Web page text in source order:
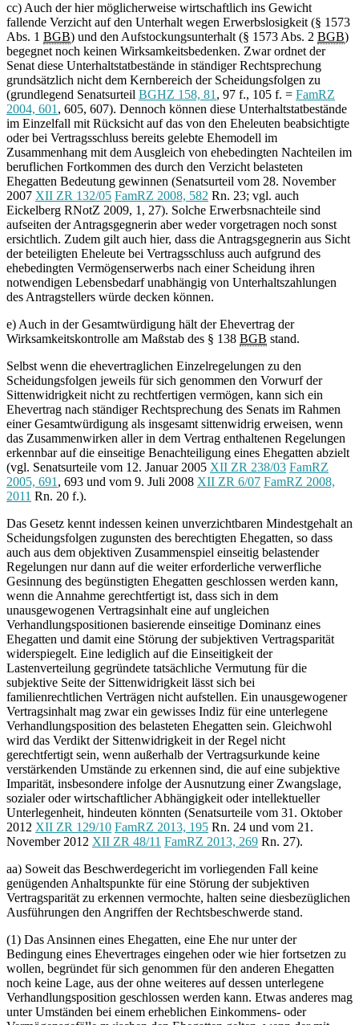
cc) Auch der hier möglicherweise wirtschaftlich ins Gewicht
fallende Verzicht auf den Unterhalt wegen Erwerbslosigkeit (§ 1573
Abs. 1 BGB) und den Aufstockungsunterhalt (§ 1573 Abs. 2 BGB)
begegnet noch keinen Wirksamkeitsbedenken. Zwar ordnet der
Senat diese Unterhaltstatbestände in ständiger Rechtsprechung
grundsätzlich nicht dem Kernbereich der Scheidungsfolgen zu
(grundlegend Senatsurteil BGHZ 158, 81, 97 f., 105 f. = FamRZ
2004, 601, 605, 607). Dennoch können diese Unterhaltstatbestände
im Einzelfall mit Rücksicht auf das von den Eheleuten beabsichtigte
oder bei Vertragsschluss bereits gelebte Ehemodell im
Zusammenhang mit dem Ausgleich von ehebedingten Nachteilen im
beruflichen Fortkommen des durch den Verzicht belasteten
Ehegatten Bedeutung gewinnen (Senatsurteil vom 28. November
2007 XII ZR 132/05 FamRZ 2008, 582 Rn. 23; vgl. auch
Eickelberg RNotZ 2009, 1, 27). Solche Erwerbsnachteile sind
aufseiten der Antragsgegnerin aber weder vorgetragen noch sonst
ersichtlich. Zudem gilt auch hier, dass die Antragsgegnerin aus Sicht
der beteiligten Eheleute bei Vertragsschluss auch aufgrund des
ehebedingten Vermögenserwerbs nach einer Scheidung ihren
notwendigen Lebensbedarf unabhängig von Unterhaltszahlungen
des Antragstellers würde decken können.
e) Auch in der Gesamtwürdigung hält der Ehevertrag der
Wirksamkeitskontrolle am Maßstab des § 138 BGB stand.
Selbst wenn die ehevertraglichen Einzelregelungen zu den
Scheidungsfolgen jeweils für sich genommen den Vorwurf der
Sittenwidrigkeit nicht zu rechtfertigen vermögen, kann sich ein
Ehevertrag nach ständiger Rechtsprechung des Senats im Rahmen
einer Gesamtwürdigung als insgesamt sittenwidrig erweisen, wenn
das Zusammenwirken aller in dem Vertrag enthaltenen Regelungen
erkennbar auf die einseitige Benachteiligung eines Ehegatten abzielt
(vgl. Senatsurteile vom 12. Januar 2005 XII ZR 238/03 FamRZ
2005, 691, 693 und vom 9. Juli 2008 XII ZR 6/07 FamRZ 2008,
2011 Rn. 20 f.).
Das Gesetz kennt indessen keinen unverzichtbaren Mindestgehalt an
Scheidungsfolgen zugunsten des berechtigten Ehegatten, so dass
auch aus dem objektiven Zusammenspiel einseitig belastender
Regelungen nur dann auf die weiter erforderliche verwerfliche
Gesinnung des begünstigten Ehegatten geschlossen werden kann,
wenn die Annahme gerechtfertigt ist, dass sich in dem
unausgewogenen Vertragsinhalt eine auf ungleichen
Verhandlungspositionen basierende einseitige Dominanz eines
Ehegatten und damit eine Störung der subjektiven Vertragsparität
widerspiegelt. Eine lediglich auf die Einseitigkeit der
Lastenverteilung gegründete tatsächliche Vermutung für die
subjektive Seite der Sittenwidrigkeit lässt sich bei
familienrechtlichen Verträgen nicht aufstellen. Ein unausgewogener
Vertragsinhalt mag zwar ein gewisses Indiz für eine unterlegene
Verhandlungsposition des belasteten Ehegatten sein. Gleichwohl
wird das Verdikt der Sittenwidrigkeit in der Regel nicht
gerechtfertigt sein, wenn außerhalb der Vertragsurkunde keine
verstärkenden Umstände zu erkennen sind, die auf eine subjektive
Imparität, insbesondere infolge der Ausnutzung einer Zwangslage,
sozialer oder wirtschaftlicher Abhängigkeit oder intellektueller
Unterlegenheit, hindeuten könnten (Senatsurteile vom 31. Oktober
2012 XII ZR 129/10 FamRZ 2013, 195 Rn. 24 und vom 21.
November 2012 XII ZR 48/11 FamRZ 2013, 269 Rn. 27).
aa) Soweit das Beschwerdegericht im vorliegenden Fall keine
genügenden Anhaltspunkte für eine Störung der subjektiven
Vertragsparität zu erkennen vermochte, halten seine diesbezüglichen
Ausführungen den Angriffen der Rechtsbeschwerde stand.
(1) Das Ansinnen eines Ehegatten, eine Ehe nur unter der
Bedingung eines Ehevertrages eingehen oder wie hier fortsetzen zu
wollen, begründet für sich genommen für den anderen Ehegatten
noch keine Lage, aus der ohne weiteres auf dessen unterlegene
Verhandlungsposition geschlossen werden kann. Etwas anderes mag
unter Umständen bei einem erheblichen Einkommens- oder